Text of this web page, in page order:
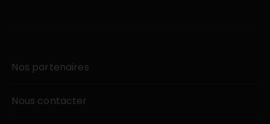
Nos partenaires
Nous contacter